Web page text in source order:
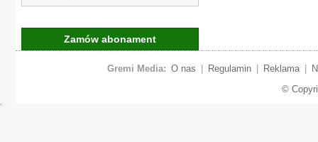
Zamów abonament
Gremi Media: O nas Regulamin Reklama
©